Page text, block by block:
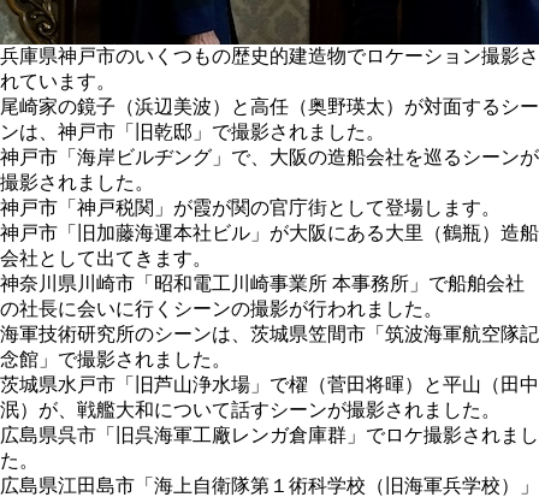
兵庫県神戸市のいくつもの歴史的建造物でロケーション撮影さ
れています。
尾崎家の鏡子（浜辺美波）と高任（奥野瑛太）が対面するシー
ンは、神戸市「旧乾邸」で撮影されました。
神戸市「海岸ビルヂング」で、大阪の造船会社を巡るシーンが
撮影されました。
神戸市「神戸税関」が霞が関の官庁街として登場します。
神戸市「旧加藤海運本社ビル」が大阪にある大里（鶴瓶）造船
会社として出てきます。
神奈川県川崎市「昭和電工川崎事業所 本事務所」で船舶会社
の社長に会いに行くシーンの撮影が行われました。
海軍技術研究所のシーンは、茨城県笠間市「筑波海軍航空隊記
念館」で撮影されました。
茨城県水戸市「旧芦山浄水場」で櫂（菅田将暉）と平山（田中
泯）が、戦艦大和について話すシーンが撮影されました。
広島県呉市「旧呉海軍工廠レンガ倉庫群」でロケ撮影されまし
た。
広島県江田島市「海上自衛隊第１術科学校（旧海軍兵学校）」